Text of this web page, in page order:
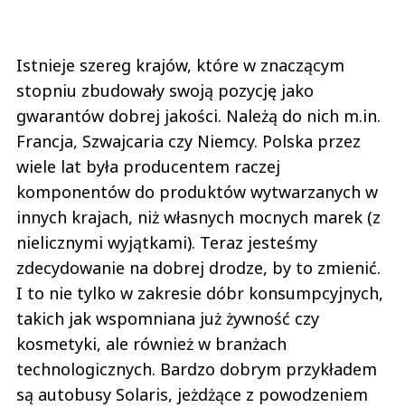
Istnieje szereg krajów, które w znaczącym
stopniu zbudowały swoją pozycję jako
gwarantów dobrej jakości. Należą do nich m.in.
Francja, Szwajcaria czy Niemcy. Polska przez
wiele lat była producentem raczej
komponentów do produktów wytwarzanych w
innych krajach, niż własnych mocnych marek (z
nielicznymi wyjątkami). Teraz jesteśmy
zdecydowanie na dobrej drodze, by to zmienić.
I to nie tylko w zakresie dóbr konsumpcyjnych,
takich jak wspomniana już żywność czy
kosmetyki, ale również w branżach
technologicznych. Bardzo dobrym przykładem
są autobusy Solaris, jeżdżące z powodzeniem